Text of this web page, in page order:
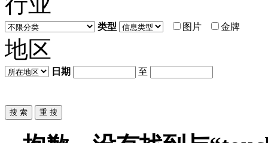
类型 图片 金牌
地区
日期 至